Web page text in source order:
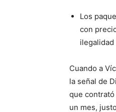
Los
con
Cuando a
la señal de
que
un mes,